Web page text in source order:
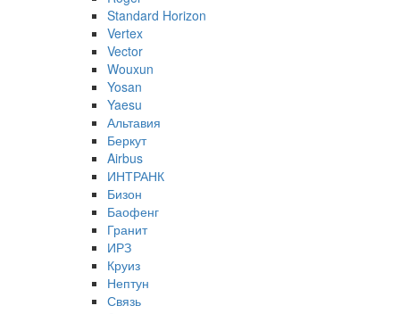
Standard Horizon
Vertex
Vector
Wouxun
Yosan
Yaesu
Альтавия
Беркут
Airbus
ИНТРАНК
Бизон
Баофенг
Гранит
ИРЗ
Круиз
Нептун
Связь